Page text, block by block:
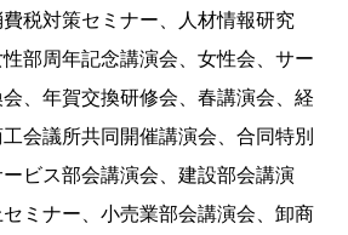
税対策セミナー、人材情報研究
部周年記念講演会、女性会、サー
、年賀交換研修会、春講演会、経
会議所共同開催講演会、合同特別
ビス部会講演会、建設部会講演
ミナー、小売業部会講演会、卸商